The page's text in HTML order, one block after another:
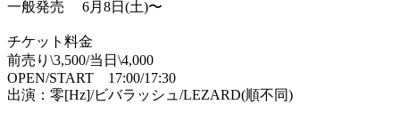
一般発売
6月 8日 (土)〜
チケット料金
前売り \3,500/当日 \4,000
OPEN/START
17:00/17:30
出演：零[Hz]/ビバラッシュ /LEZARD(順不同)